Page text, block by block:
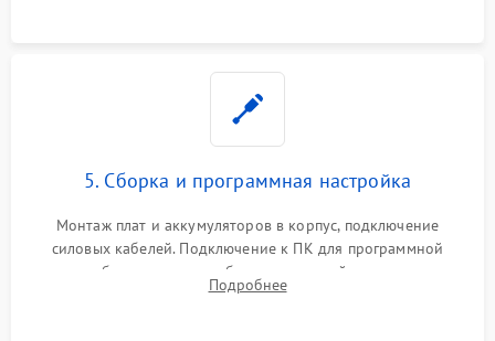
5. Сборка и программная настройка
Монтаж плат и аккумуляторов в корпус, подключение
силовых кабелей. Подключение к ПК для программной
калибровки констант батареи, настройки порогов
срабатывания AVR и сброса счетчиков старения АКБ.
Подробнее